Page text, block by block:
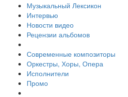
Музыкальный Лексикон
Интервью
Новости видео
Рецензии альбомов
Современные композиторы
Оркестры, Хоры, Опера
Исполнители
Промо